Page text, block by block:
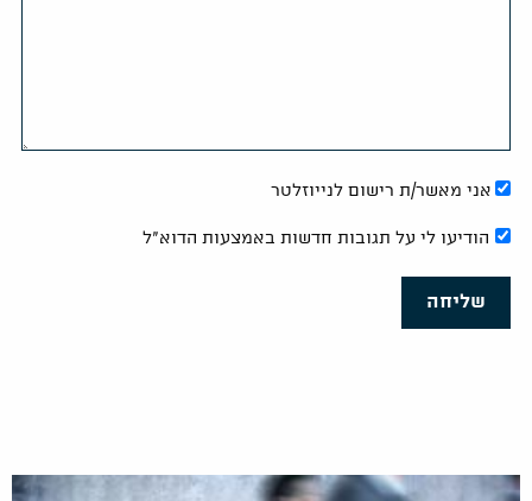
אני מאשר/ת רישום לנייוזלטר
הודיעו לי על תגובות חדשות באמצעות הדוא"ל
שליחה